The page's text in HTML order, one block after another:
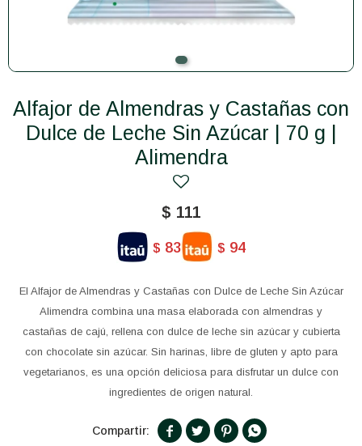
Alfajor de Almendras y Castañas con
Dulce de Leche Sin Azúcar | 70 g |
Alimendra
$ 111
$ 83 $ 94
El Alfajor de Almendras y Castañas con Dulce de Leche Sin Azúcar
Alimendra combina una masa elaborada con almendras y
castañas de cajú, rellena con dulce de leche sin azúcar y cubierta
con chocolate sin azúcar. Sin harinas, libre de gluten y apto para
vegetarianos, es una opción deliciosa para disfrutar un dulce con
ingredientes de origen natural.
   